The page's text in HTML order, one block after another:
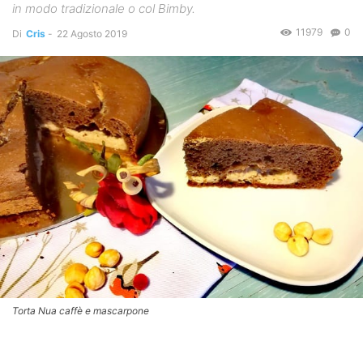
in modo tradizionale o col Bimby.
Di Cris - 22 Agosto 2019 0
11979
Torta Nua caffè e mascarpone